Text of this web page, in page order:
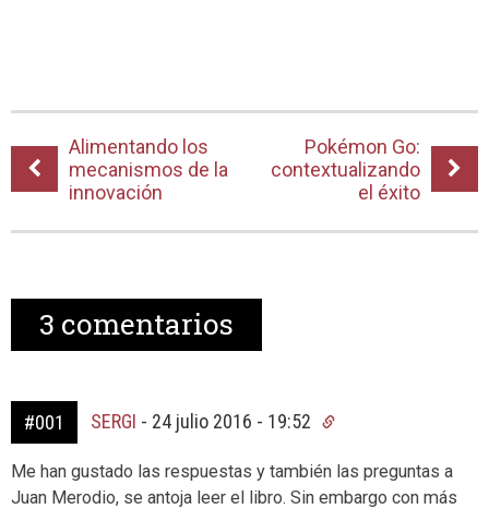
Alimentando los
mecanismos de la
innovación
Pokémon Go:
contextualizando
el éxito
3 comentarios
#001 SERGI - 24 julio 2016 - 19:52
Me han gustado las respuestas y también las preguntas a
Juan Merodio, se antoja leer el libro. Sin embargo con más